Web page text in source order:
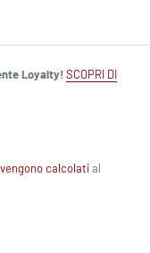
Loyalty! SCOPRI DI
calcolatial